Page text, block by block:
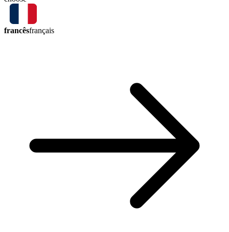
francêsfrançais